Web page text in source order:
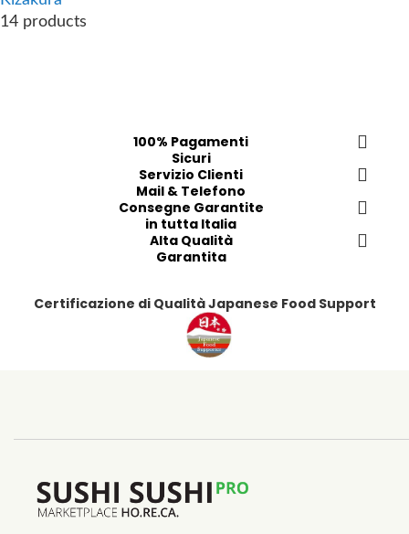
14 products
100% Pagamenti
Sicuri
Servizio Clienti
Mail & Telefono
Consegne Garantite
in tutta Italia
Alta Qualità
Garantita
Certificazione di Qualità Japanese Food Support